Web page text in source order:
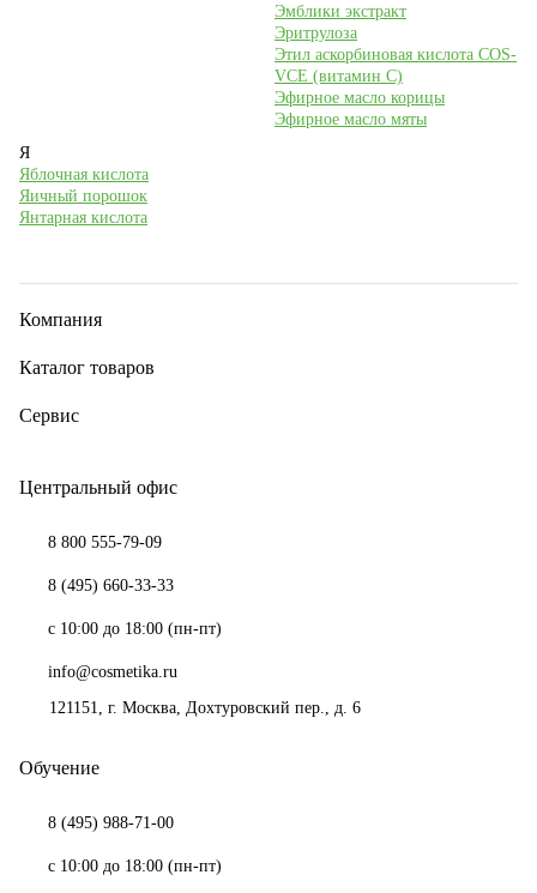
Эмблики экстракт
Эритрулоза
Этил аскорбиновая кислота COS-
VCE (витамин С)
Эфирное масло корицы
Эфирное масло мяты
Я
Яблочная кислота
Яичный порошок
Янтарная кислота
Компания
Каталог товаров
Сервис
Центральный офис
8 800 555-79-09
8 (495) 660-33-33
с 10:00 до 18:00 (пн-пт)
info@cosmetika.ru
121151, г. Москва, Дохтуровский пер., д. 6
Обучение
8 (495) 988-71-00
с 10:00 до 18:00 (пн-пт)